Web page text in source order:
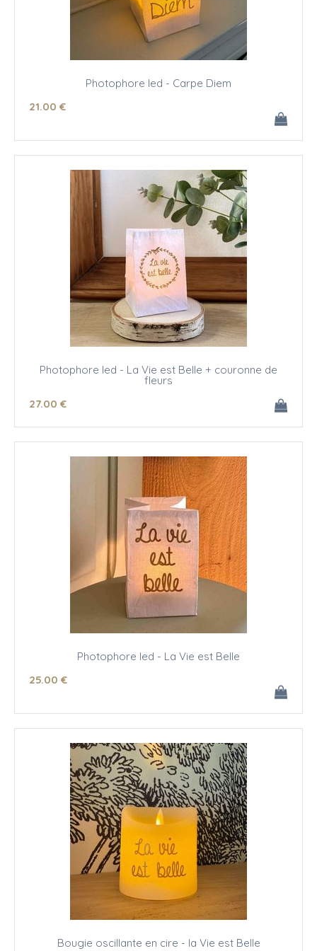
Photophore led - Carpe Diem
21.00 €
Photophore led - La Vie est Belle + couronne de
fleurs
27.00 €
Photophore led - La Vie est Belle
25.00 €
Bougie oscillante en cire - la Vie est Belle